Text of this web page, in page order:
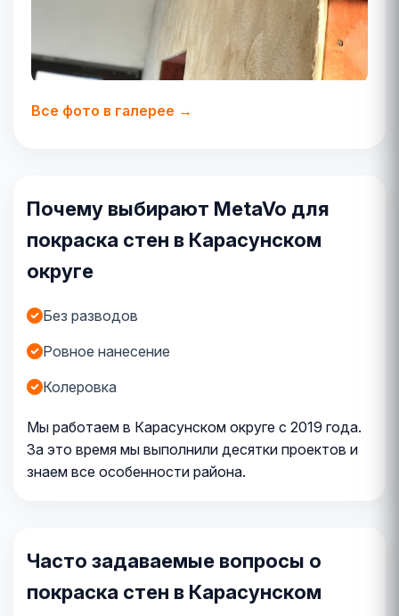
Все фото в галерее →
Почему выбирают MetaVo для
покраска стен в Карасунском
округе
Без разводов
Ровное нанесение
Колеровка
Мы работаем в Карасунском округе с 2019 года.
За это время мы выполнили десятки проектов и
знаем все особенности района.
Часто задаваемые вопросы о
покраска стен в Карасунском